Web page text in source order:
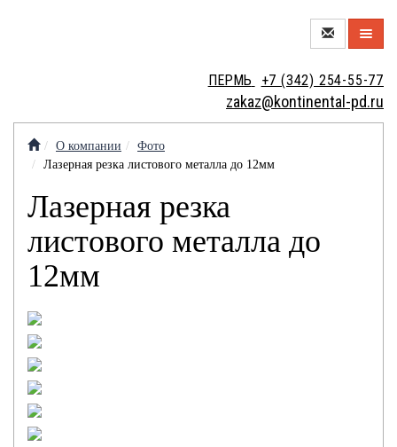
ПЕРМЬ +7 (342) 254-55-77
zakaz@kontinental-pd.ru
НОВЫЙ
ЦЕХ
МЕТАЛЛОТОРГОВЛЯ
МЕТАЛЛООБРАБОТКА
МЕТАЛЛОИЗДЕЛИЯ
КРАНОВЫЕ
КОЛЕСА
О компании
Фото
Лазерная резка листового металла до 12мм
Лазерная резка
листового металла до
12мм